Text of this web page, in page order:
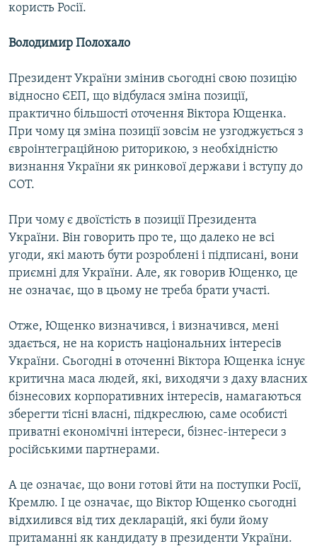
користь Росії.
Володимир Полохало
Президент України змінив сьогодні свою позицію
відносно ЄЕП, що відбулася зміна позиції,
практично більшості оточення Віктора Ющенка.
При чому ця зміна позиції зовсім не узгоджується з
євроінтеграційною риторикою, з необхідністю
визнання України як ринкової держави і вступу до
СОТ.
При чому є двоїстість в позиції Президента
України. Він говорить про те, що далеко не всі
угоди, які мають бути розроблені і підписані, вони
приємні для України. Але, як говорив Ющенко, це
не означає, що в цьому не треба брати участі.
Отже, Ющенко визначився, і визначився, мені
здається, не на користь національних інтересів
України. Сьогодні в оточенні Віктора Ющенка існує
критична маса людей, які, виходячи з даху власних
бізнесових корпоративних інтересів, намагаються
зберегти тісні власні, підкреслюю, саме особисті
приватні економічні інтереси, бізнес-інтереси з
російськими партнерами.
А це означає, що вони готові йти на поступки Росії,
Кремлю. І це означає, що Віктор Ющенко сьогодні
відхилився від тих декларацій, які були йому
притаманні як кандидату в президенти України.